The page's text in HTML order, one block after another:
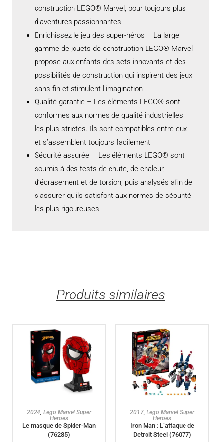
construction LEGO® Marvel, pour toujours plus
d’aventures passionnantes
Enrichissez le jeu des super-héros – La large
gamme de jouets de construction LEGO® Marvel
propose aux enfants des sets innovants et des
possibilités de construction qui inspirent des jeux
sans fin et stimulent l’imagination
Qualité garantie – Les éléments LEGO® sont
conformes aux normes de qualité industrielles
les plus strictes. Ils sont compatibles entre eux
et s’assemblent toujours facilement
Sécurité assurée – Les éléments LEGO® sont
soumis à des tests de chute, de chaleur,
d’écrasement et de torsion, puis analysés afin de
s’assurer qu’ils satisfont aux normes de sécurité
les plus rigoureuses
Produits similaires
2024 Lego Marvel Super
Heroes
Le masque de Spider-Man
(76285)
2017 Lego Marvel Super
Heroes
Iron Man : L’attaque de
Detroit Steel (76077)